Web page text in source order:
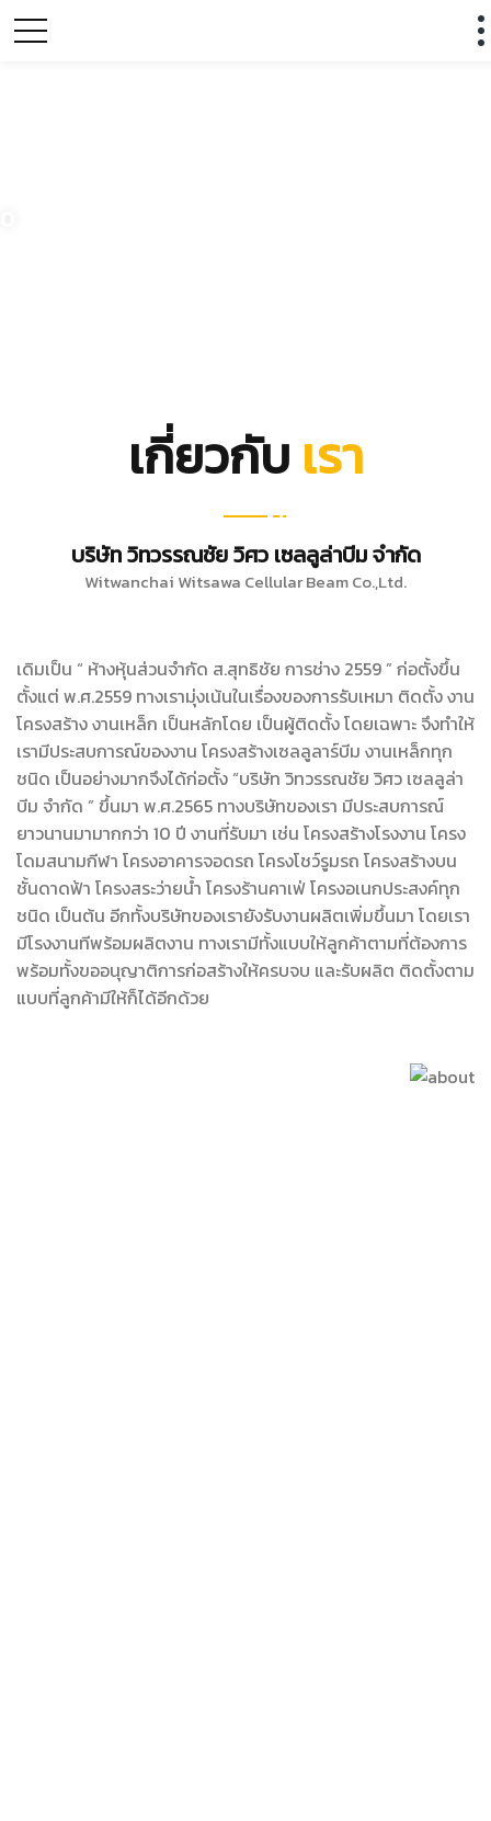
เกี่ยวกับ เรา
บริษัท วิทวรรณชัย วิศว เซลลูล่าบีม จำกัด
Witwanchai Witsawa Cellular Beam Co.,Ltd.
เดิมเป็น “ ห้างหุ้นส่วนจำกัด ส.สุทธิชัย การช่าง 2559 ” ก่อตั้งขึ้น
ตั้งแต่ พ.ศ.2559 ทางเรามุ่งเน้นในเรื่องของการรับเหมา ติดตั้ง งาน
โครงสร้าง งานเหล็ก เป็นหลักโดย เป็นผู้ติดตั้ง โดยเฉพาะ จึงทำให้
เรามีประสบการณ์ของงาน โครงสร้างเซลลูลาร์บีม งานเหล็กทุก
ชนิด เป็นอย่างมากจึงได้ก่อตั้ง “บริษัท วิทวรรณชัย วิศว เซลลูล่า
บีม จำกัด ” ขึ้นมา พ.ศ.2565 ทางบริษัทของเรา มีประสบการณ์
ยาวนานมามากกว่า 10 ปี งานที่รับมา เช่น โครงสร้างโรงงาน โครง
โดมสนามกีฬา โครงอาคารจอดรถ โครงโชว์รูมรถ โครงสร้างบน
ชั้นดาดฟ้า โครงสระว่ายน้ำ โครงร้านคาเฟ่ โครงอเนกประสงค์ทุก
ชนิด เป็นต้น อีกทั้งบริษัทของเรายังรับงานผลิตเพิ่มขึ้นมา โดยเรา
มีโรงงานทีพร้อมผลิตงาน ทางเรามีทั้งแบบให้ลูกค้าตามที่ต้องการ
พร้อมทั้งขออนุญาติการก่อสร้างให้ครบจบ และรับผลิต ติดตั้งตาม
แบบที่ลูกค้ามีให้ก็ได้อีกด้วย